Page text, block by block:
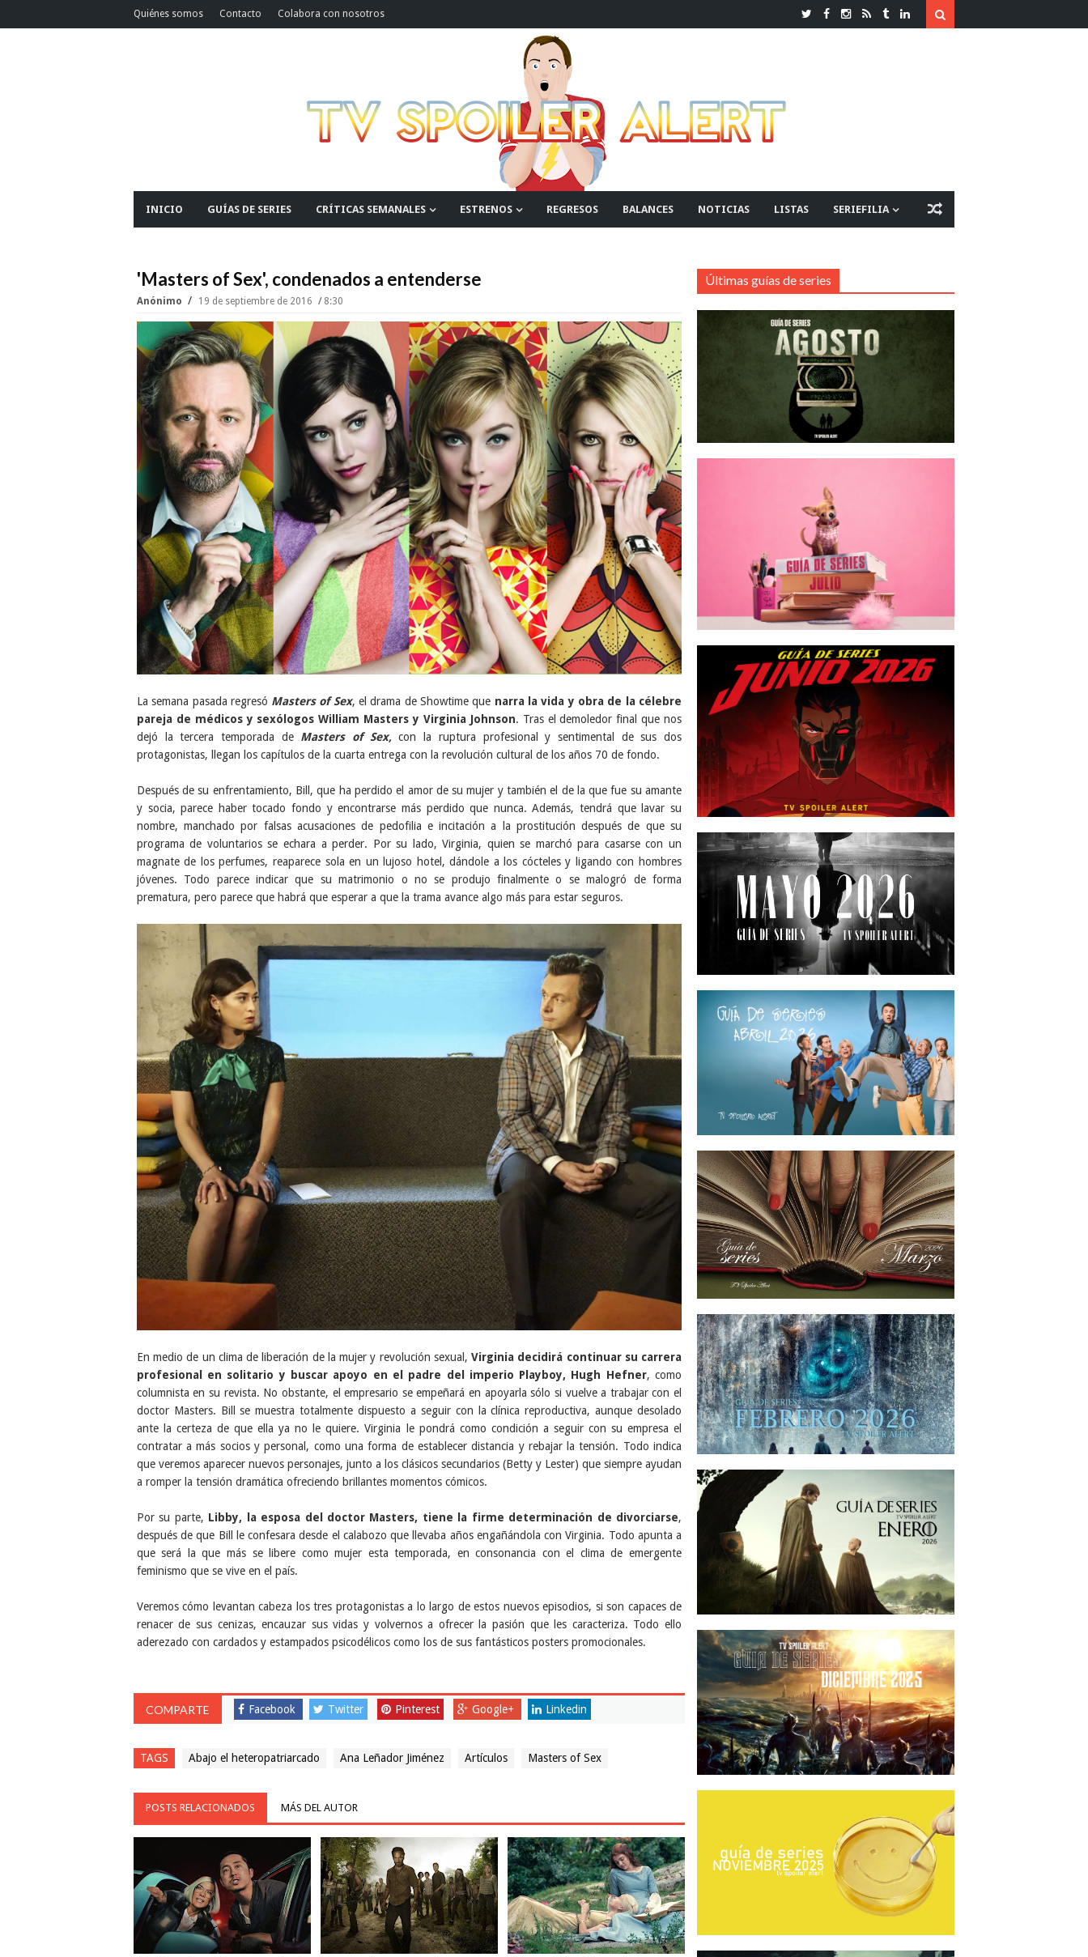
Quiénes somos Contacto Colabora con nosotros
INICIO GUÍAS DE SERIES CRÍTICAS SEMANALES ESTRENOS REGRESOS BALANCES NOTICIAS LISTAS SERIEFILIA
'Masters of Sex', condenados a entenderse
Anónimo 19 de septiembre de 2016 8:30
La semana pasada regresó Masters of Sex, el drama de Showtime que narra la vida y obra de la célebre
pareja de médicos y sexólogos William Masters y Virginia Johnson. Tras el demoledor final que nos
dejó la tercera temporada de Masters of Sex,con la ruptura profesional y sentimental de sus dos
protagonistas, llegan los capítulos de la cuarta entrega con la revolución cultural de los años 70 de fondo.
Después de su enfrentamiento, Bill, que ha perdido el amor de su mujer y también el de la que fue su amante
y socia, parece haber tocado fondo y encontrarse más perdido que nunca. Además, tendrá que lavar su
nombre, manchado por falsas acusaciones de pedofilia e incitación a la prostitución después de que su
programa de voluntarios se echara a perder. Por su lado, Virginia, quien se marchó para casarse con un
magnate de los perfumes, reaparece sola en un lujoso hotel, dándole a los cócteles y ligando con hombres
jóvenes. Todo parece indicar que su matrimonio o no se produjo finalmente o se malogró de forma
prematura, pero parece que habrá que esperar a que la trama avance algo más para estar seguros.
En medio de un clima de liberación de la mujer y revolución sexual,Virginia decidirá continuar su carrera
profesional en solitario y buscar apoyo en el padre del imperio Playboy, Hugh Hefner, como
columnista en su revista. No obstante, el empresario se empeñará en apoyarla sólo si vuelve a trabajar con el
doctor Masters. Bill se muestra totalmente dispuesto a seguir con la clínica reproductiva, aunque desolado
ante la certeza de que ella ya no le quiere. Virginia le pondrá como condición a seguir con su empresa el
contratar a más socios y personal, como una forma de establecer distancia y rebajar la tensión. Todo indica
que veremos aparecer nuevos personajes, junto a los clásicos secundarios (Betty y Lester) que siempre ayudan
a romper la tensión dramática ofreciendo brillantes momentos cómicos.
Por su parte, Libby, la esposa del doctor Masters, tiene la firme determinación de divorciarse,
después de que Bill le confesara desde el calabozo que llevaba años engañándola con Virginia. Todo apunta a
que será la que más se libere como mujer esta temporada, en consonancia con el clima de emergente
feminismo que se vive en el país.
Veremos cómo levantan cabeza los tres protagonistas a lo largo de estos nuevos episodios, si son capaces de
renacer de sus cenizas, encauzar sus vidas y volvernos a ofrecer la pasión que les caracteriza. Todo ello
aderezado con cardados y estampados psicodélicos como los de sus fantásticos posters promocionales.
COMPARTE Facebook Twitter Pinterest Google+ Linkedin
TAGS Abajo el heteropatriarcado Ana Leñador Jiménez Artículos Masters of Sex
POSTS RELACIONADOS MÁS DEL AUTOR
Últimas guías de series